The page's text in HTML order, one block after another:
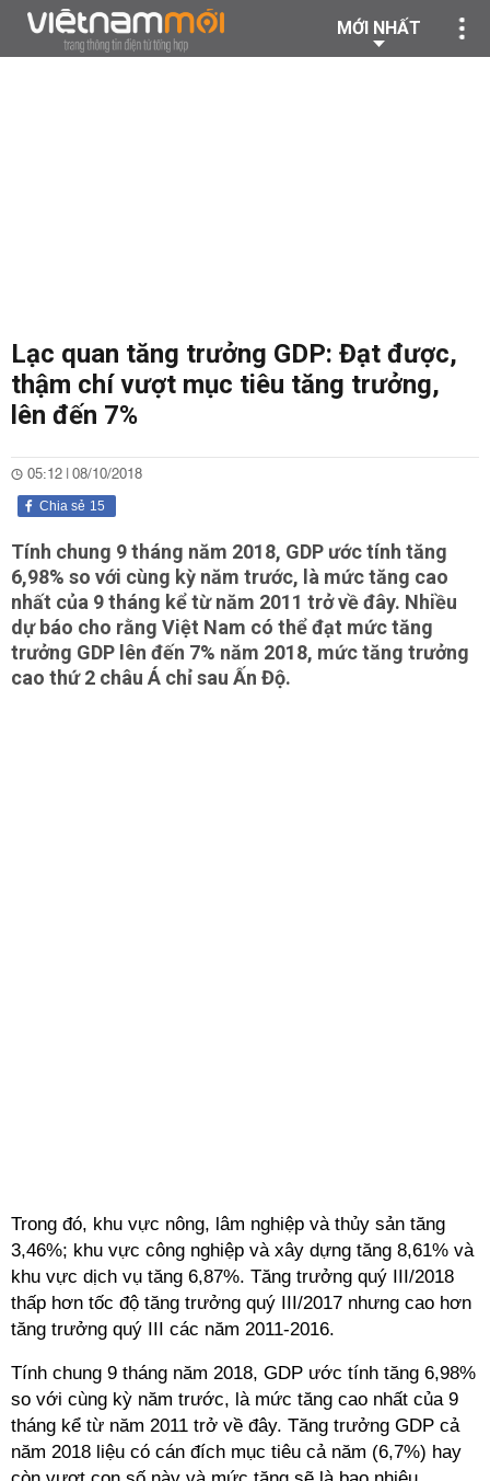
MỚI NHẤT
Lạc quan tăng trưởng GDP: Đạt được,
thậm chí vượt mục tiêu tăng trưởng,
lên đến 7%
05:12 | 08/10/2018
15
Chia sẻ
Tính chung 9 tháng năm 2018, GDP ước tính tăng
6,98% so với cùng kỳ năm trước, là mức tăng cao
nhất của 9 tháng kể từ năm 2011 trở về đây. Nhiều
dự báo cho rằng Việt Nam có thể đạt mức tăng
trưởng GDP lên đến 7% năm 2018, mức tăng trưởng
cao thứ 2 châu Á chỉ sau Ấn Độ.
Trong đó, khu vực nông, lâm nghiệp và thủy sản tăng
3,46%; khu vực công nghiệp và xây dựng tăng 8,61% và
khu vực dịch vụ tăng 6,87%. Tăng trưởng quý III/2018
thấp hơn tốc độ tăng trưởng quý III/2017 nhưng cao hơn
tăng trưởng quý III các năm 2011-2016.
Tính chung 9 tháng năm 2018, GDP ước tính tăng 6,98%
so với cùng kỳ năm trước, là mức tăng cao nhất của 9
tháng kể từ năm 2011 trở về đây. Tăng trưởng GDP cả
năm 2018 liệu có cán đích mục tiêu cả năm (6,7%) hay